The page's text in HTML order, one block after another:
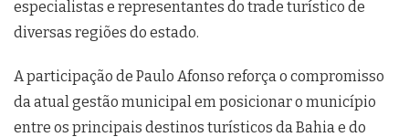
especialistas e representantes do trade turístico de
diversas regiões do estado.
A participação de Paulo Afonso reforça o compromisso
da atual gestão municipal em posicionar o município
entre os principais destinos turísticos da Bahia e do